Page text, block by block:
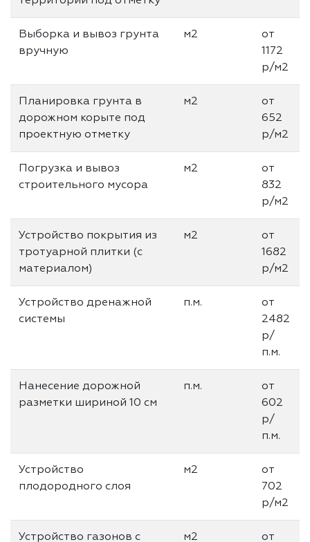
Выборка и вывоз грунта
вручную
м2
от
1172
р/м2
Планировка грунта в
дорожном корыте под
проектную отметку
м2
от
652
р/м2
Погрузка и вывоз
строительного мусора
м2
от
832
р/м2
Устройство покрытия из
тротуарной плитки (с
материалом)
м2
от
1682
р/м2
Устройство дренажной
системы
п.м.
от
2482
р/
п.м.
Нанесение дорожной
разметки шириной 10 см
п.м.
от
602
р/
п.м.
Устройство
плодородного слоя
м2
от
702
р/м2
Устройство газонов с
м2
от